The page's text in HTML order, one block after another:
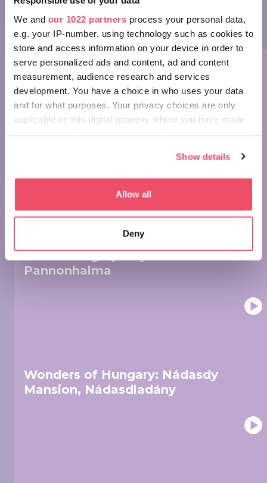
We and our 1022 partners process your personal data,
e.g. your IP-number, using technology such as cookies to
store and access information on your device in order to
serve personalized ads and content, ad and content
measurement, audience research and services
development. You have a choice in who uses your data
and for what purposes. Your privacy choices are only
applicable on this digital property where you have made
If you allow, we would also like to:
which can be accurate to within several meters
Identify your device by actively scanning it for
specific characteristics (fingerprinting)
Find out more about how your personal data is processed
provided to them or that they’ve collected from your use
of their services.
Show details
Allow all
Deny
part 12, in which we show you the stunning Archabbey in
Pannonhalma.
Pannonhalma Archabbey
WOW Hungary - Győr and
Pannonhalma
Wonders of Hungary: Nádasdy
Mansion, Nádasdladány